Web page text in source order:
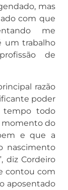
mas
com que
me
um trabalho
de
razão
poder
tempo todo
momento do
e que a
nascimento
diz Cordeiro
contou com
aposentado